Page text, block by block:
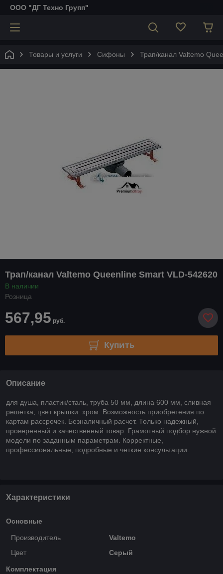
ООО "ДГ Техно Групп"
Товары и услуги Сифоны Трап/канал Valtemo
Трап/канал Valtemo Queenline Smart VLD-542620
В наличии
Розница
567,95 руб.
Купить
Описание
для душа, пластик/сталь, труба 50 мм, длина 600 мм, сливная
решетка, цвет крышки: хром. Возможность приобретения по
картам рассрочек. Безналичный расчет. Только надежный,
проверенный и качественный товар. Грамотный подбор нужной
модели по заданным параметрам. Корректные,
профессиональные, подробные и четкие консультации.
Характеристики
Основные
Производитель
Valtemo
Цвет
Серый
Комплектация